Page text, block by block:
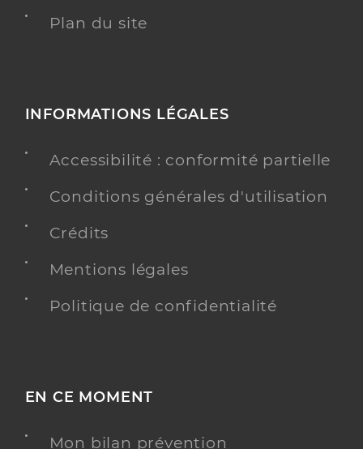
Plan du site
INFORMATIONS LÉGALES
Accessibilité : conformité partielle
Conditions générales d'utilisation
Crédits
Mentions légales
Politique de confidentialité
EN CE MOMENT
Mon bilan prévention